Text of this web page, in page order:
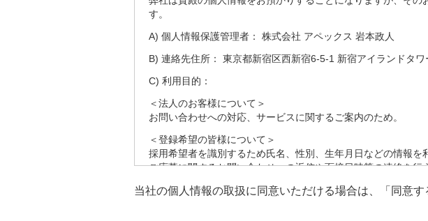
す。
A) 個人情報保護管理者： 株式会社 アペックス 岩本政人
B) 連絡先住所： 東京都新宿区西新宿6-5-1 新宿アイランドタワ
C) 利用目的：
＜法人のお客様について＞
お問い合わせへの対応、サービスに関するご案内のため。
＜登録希望の皆様について＞
採用希望者を識別するため氏名、性別、生年月日などの情報を
ご応募に関するお問い合わせへの返信や面接日時等の連絡を
採用の検討のため健康状態、職務経歴、スキルシート、資格等
当社の個人情報の取扱に同意いただける場合は、「同意